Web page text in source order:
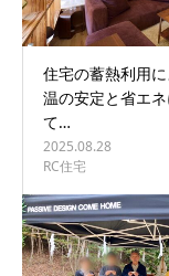
住宅の蓄熱利用
温の安定と省エ
て…
2025.08.28
RC住宅